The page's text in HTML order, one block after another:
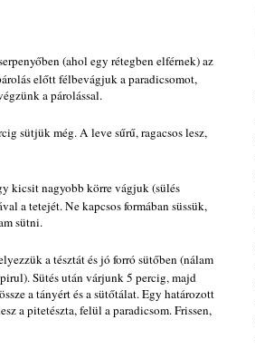
(ahol egy rétegben elférnek) az
előtt félbevágjuk a paradicsomot,
a párolással.
sütjük még. A leve sűrű, ragacsos lesz,
kicsit nagyobb körre vágjuk (sülés
a tetejét. Ne kapcsos formában süssük,
sütni.
a tésztát és jó forró sütőben (nálam
Sütés után várjunk 5 percig, majd
a tányért és a sütőtálat. Egy határozott
a pitetészta, felül a paradicsom. Frissen,